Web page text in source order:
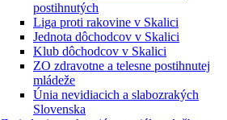
postihnutých
Liga proti rakovine v Skalici
Jednota dôchodcov v Skalici
Klub dôchodcov v Skalici
ZO zdravotne a telesne postihnutej
mládeže
Únia nevidiacich a slabozrakých
Slovenska